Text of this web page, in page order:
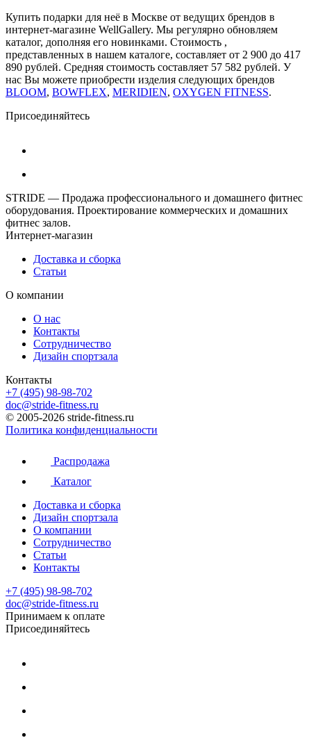
Купить подарки для неё в Москве от ведущих брендов в
интернет-магазине WellGallery. Мы регулярно обновляем
каталог, дополняя его новинками. Стоимость ,
представленных в нашем каталоге, составляет от 2 900 до 417
890 рублей. Средняя стоимость составляет 57 582 рублей. У
нас Вы можете приобрести изделия следующих брендов
BLOOM, BOWFLEX, MERIDIEN, OXYGEN FITNESS.
Присоединяйтесь
STRIDE — Продажа профессионального и домашнего фитнес
оборудования. Проектирование коммерческих и домашних
фитнес залов.
Интернет-магазин
Доставка и сборка
Статьи
О компании
О нас
Контакты
Сотрудничество
Дизайн спортзала
Контакты
+7 (495) 98-98-702
doc@stride-fitness.ru
© 2005-2026 stride-fitness.ru
Политика конфиденциальности
Распродажа
Каталог
Доставка и сборка
Дизайн спортзала
О компании
Сотрудничество
Статьи
Контакты
+7 (495) 98-98-702
doc@stride-fitness.ru
Принимаем к оплате
Присоединяйтесь